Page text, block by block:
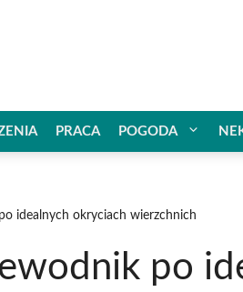
PRACA POGODA
idealnych okryciach wierzchnich
po